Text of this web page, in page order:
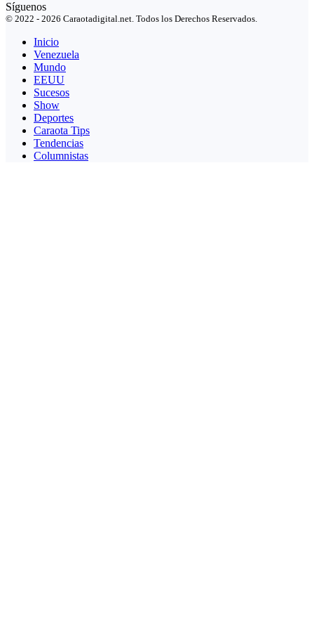
Síguenos
© 2022 - 2026 Caraotadigital.net. Todos los Derechos Reservados.
Inicio
Venezuela
Mundo
EEUU
Sucesos
Show
Deportes
Caraota Tips
Tendencias
Columnistas